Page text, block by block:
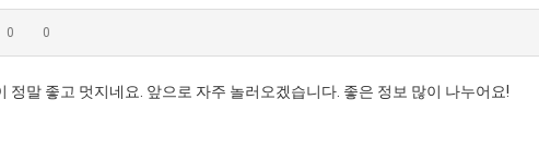
0 0
정말 좋고 멋지네요. 앞으로 자주 놀러오겠습니다. 좋은 정보 많이 나누어요!